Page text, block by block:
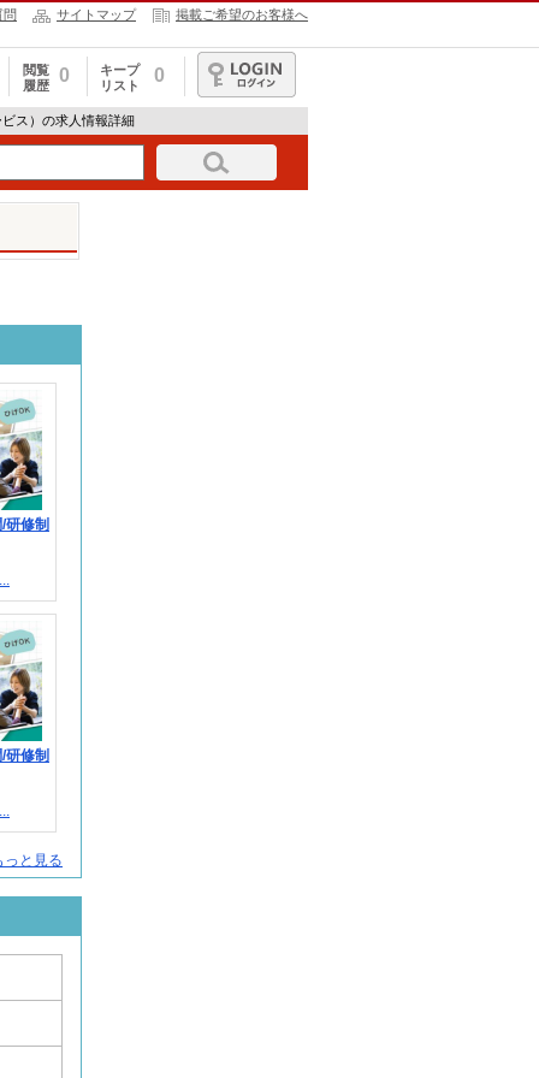
問 サイトマップ 掲載ご希望のお客様へ
閲覧
履歴
0
キープ
リスト
0
ログイン
ス）の求人情報詳細
研修制
研修制
っと見る